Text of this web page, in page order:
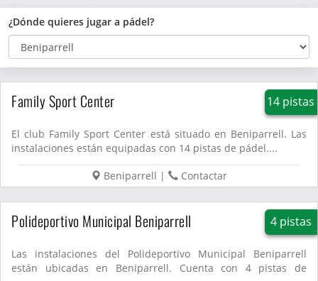
¿Dónde quieres jugar a pádel?
Family Sport Center 14 pistas
El club Family Sport Center está situado en Beniparrell. Las
instalaciones están equipadas con 14 pistas de pádel....
Beniparrell | Contactar
Polideportivo Municipal Beniparrell 4 pistas
Las instalaciones del Polideportivo Municipal Beniparrell
están ubicadas en Beniparrell. Cuenta con 4 pistas de